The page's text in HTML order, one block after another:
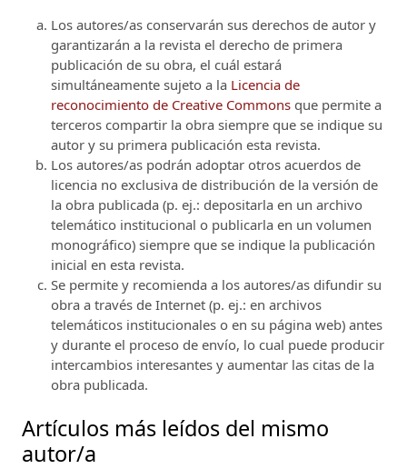
Los autores/as conservarán sus derechos de autor y
garantizarán a la revista el derecho de primera
publicación de su obra, el cuál estará
simultáneamente sujeto a la Licencia de
reconocimiento de Creative Commons que permite a
terceros compartir la obra siempre que se indique su
autor y su primera publicación esta revista.
Los autores/as podrán adoptar otros acuerdos de
licencia no exclusiva de distribución de la versión de
la obra publicada (p. ej.: depositarla en un archivo
telemático institucional o publicarla en un volumen
monográfico) siempre que se indique la publicación
inicial en esta revista.
Se permite y recomienda a los autores/as difundir su
obra a través de Internet (p. ej.: en archivos
telemáticos institucionales o en su página web) antes
y durante el proceso de envío, lo cual puede producir
intercambios interesantes y aumentar las citas de la
obra publicada.
Artículos más leídos del mismo
autor/a